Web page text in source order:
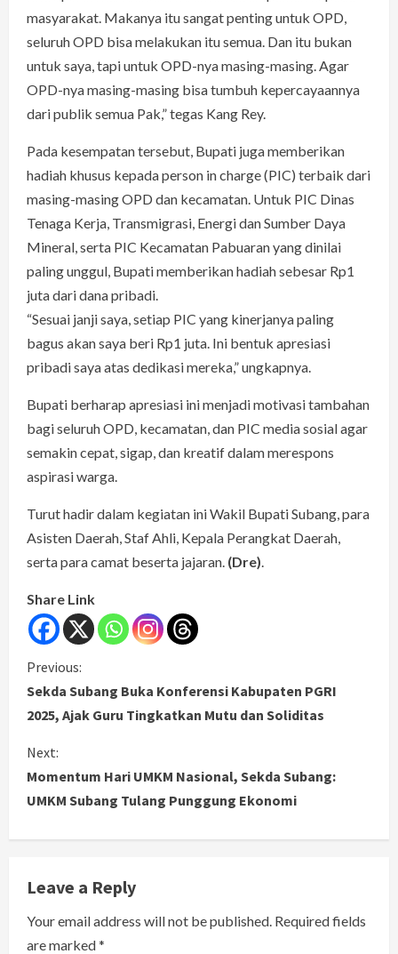
masyarakat. Makanya itu sangat penting untuk OPD,
seluruh OPD bisa melakukan itu semua. Dan itu bukan
untuk saya, tapi untuk OPD-nya masing-masing. Agar
OPD-nya masing-masing bisa tumbuh kepercayaannya
dari publik semua Pak,” tegas Kang Rey.
Pada kesempatan tersebut, Bupati juga memberikan
hadiah khusus kepada person in charge (PIC) terbaik dari
masing-masing OPD dan kecamatan. Untuk PIC Dinas
Tenaga Kerja, Transmigrasi, Energi dan Sumber Daya
Mineral, serta PIC Kecamatan Pabuaran yang dinilai
paling unggul, Bupati memberikan hadiah sebesar Rp1
juta dari dana pribadi.
“Sesuai janji saya, setiap PIC yang kinerjanya paling
bagus akan saya beri Rp1 juta. Ini bentuk apresiasi
pribadi saya atas dedikasi mereka,” ungkapnya.
Bupati berharap apresiasi ini menjadi motivasi tambahan
bagi seluruh OPD, kecamatan, dan PIC media sosial agar
semakin cepat, sigap, dan kreatif dalam merespons
aspirasi warga.
Turut hadir dalam kegiatan ini Wakil Bupati Subang, para
Asisten Daerah, Staf Ahli, Kepala Perangkat Daerah,
serta para camat beserta jajaran. (Dre).
Share Link
C
o
n
t
u
e
Previous:
Sekda Subang Buka Konferensi Kabupaten PGRI
2025, Ajak Guru Tingkatkan Mutu dan Soliditas
Next:
Momentum Hari UMKM Nasional, Sekda Subang:
UMKM Subang Tulang Punggung Ekonomi
Leave a Reply
Your email address will not be published. Required fields
are marked*